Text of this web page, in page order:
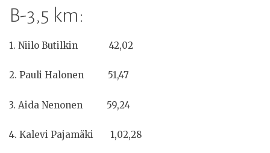
B-3,5 km:
1. Niilo Butilkin 42,02
2. Pauli Halonen 51,47
3. Aida Nenonen 59,24
4. Kalevi Pajamäki 1,02,28